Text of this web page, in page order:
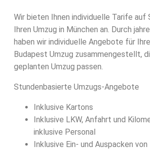
Wir bieten Ihnen individuelle Tarife auf
Ihren Umzug in München an. Durch
haben wir individuelle Angebote für
Budapest Umzug zusammengestellt,
geplanten Umzug passen.
Stundenbasierte Umzugs-Angebote
Inklusive Kartons
Inklusive LKW, Anfahrt und
inklusive Personal
Inklusive Ein- und Auspacken